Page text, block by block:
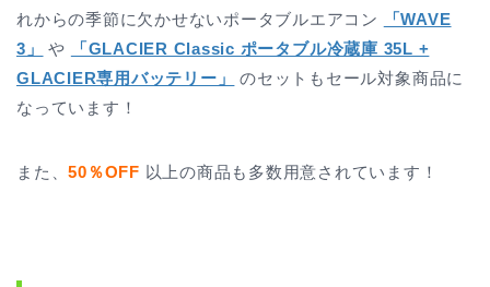
れからの季節に欠かせないポータブルエアコン
「WAVE
3」
や
「GLACIER Classic ポータブル冷蔵庫 35L +
GLACIER専用バッテリー」
のセットもセール対象商品に
なっています！
また、50％OFF 以上の商品も多数用意されています！